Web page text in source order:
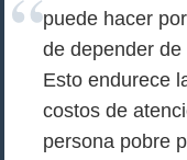
puede hacer
de depender
Esto endurece
costos de
persona pobre